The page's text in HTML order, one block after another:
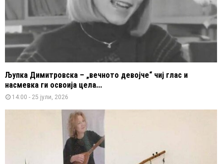
Љупка Димитровска – „вечното девојче“ чиј глас и
насмевка ги освоија цела...
14:00 - 25 јули, 2026